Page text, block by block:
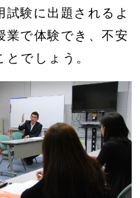
験に出題されるよ
業で体験でき、不安
でしょう。